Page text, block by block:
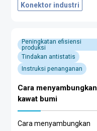
Konektor industri
Peningkatan efisiensi
produksi
Tindakan antistatis
Instruksi penanganan
Cara menyambungkan
kawat bumi
Cara menyambungkan